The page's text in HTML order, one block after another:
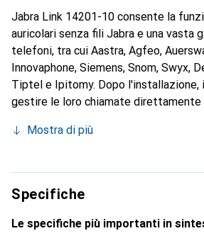
Jabra Link 14201-10 consente la
auricolari senza fili Jabra e una vasta
telefoni, tra cui Aastra, Agfeo,
Innovaphone, Siemens, Snom, Swyx,
Tiptel e Ipitomy. Dopo l'installazione,
gestire le loro chiamate direttamente
Mostra di più
Specifiche
Le specifiche più importanti in